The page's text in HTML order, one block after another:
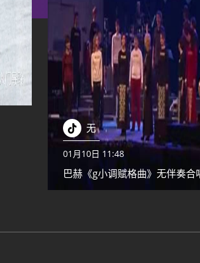
无
01月10日 11:48
巴赫《g小调赋格曲》无伴奏合